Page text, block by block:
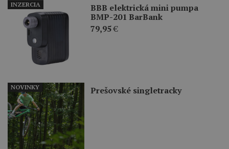
BBB elektrická mini pumpa
BMP-201 BarBank
79,95€
INZERCIA
Prešovské singletracky
NOVINKY